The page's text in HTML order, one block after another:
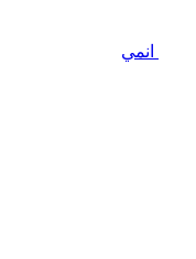
انمي